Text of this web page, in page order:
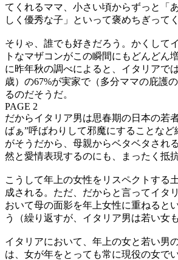
てくれるママ、小さい頃からずっと「
しく優秀な子」といって褒めちぎって
そりゃ、誰でも好きだろう。かくして
トなマザコンがこの瞬間にもどんどん
に昨年秋の調べによると、イタリアで
歳）の67%が実家で（多分ママの庇護
るのだそうだ。
PAGE 2
だからイタリア男は思春期の日本の若
ばぁ”呼ばわりして邪魔にすることな
がそうだから、母親からベタベタされ
然と愛情表現するのにも、まったく抵
こうして年上の女性をリスペクトする
成される。ただ、だからと言ってイタ
おいて母の面影を年上女性に重ねると
う（繰り返すが、イタリア男は若い女
イタリアにおいて、年上の女と若い男
は、女が年をとっても常に現役の女で